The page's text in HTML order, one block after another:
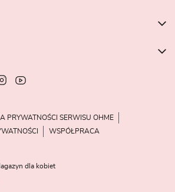
PRYWATNOŚCI SERWISU OHME
WSPÓŁPRACA
dla kobiet